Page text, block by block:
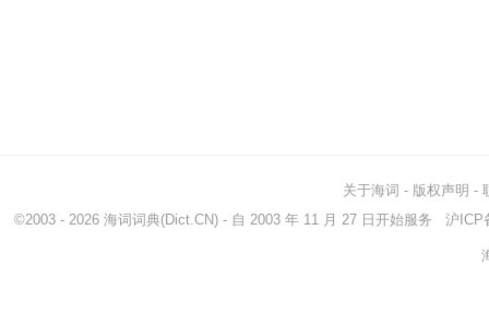
关于海词 - 版权声明 -
©2003 - 2026 海词词典(Dict.CN) - 自 2003 年 11 月 27 日开始服务 沪ICP